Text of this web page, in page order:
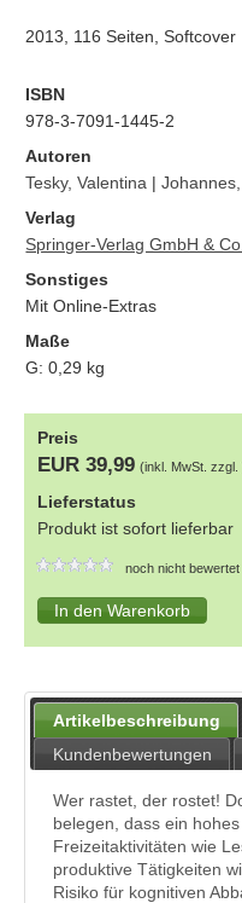
2013, 116 Seiten, Softcover
ISBN
978-3-7091-1445-2
Autoren
Tesky, Valentina |
Verlag
Springer-Verlag GmbH &
Sonstiges
Mit Online-Extras
Maße
G:0,29 kg
Preis
EUR 39,99 (inkl. MwSt. zzgl.
Lieferstatus
Produkt ist sofort lieferbar
noch nicht bewertet
Artikelbeschreibung
Kundenbewertungen
Wer rastet, der rostet!
belegen, dass ein
Freizeitaktivitäten wie
produktive Tätigkeiten
Risiko für kognitiven